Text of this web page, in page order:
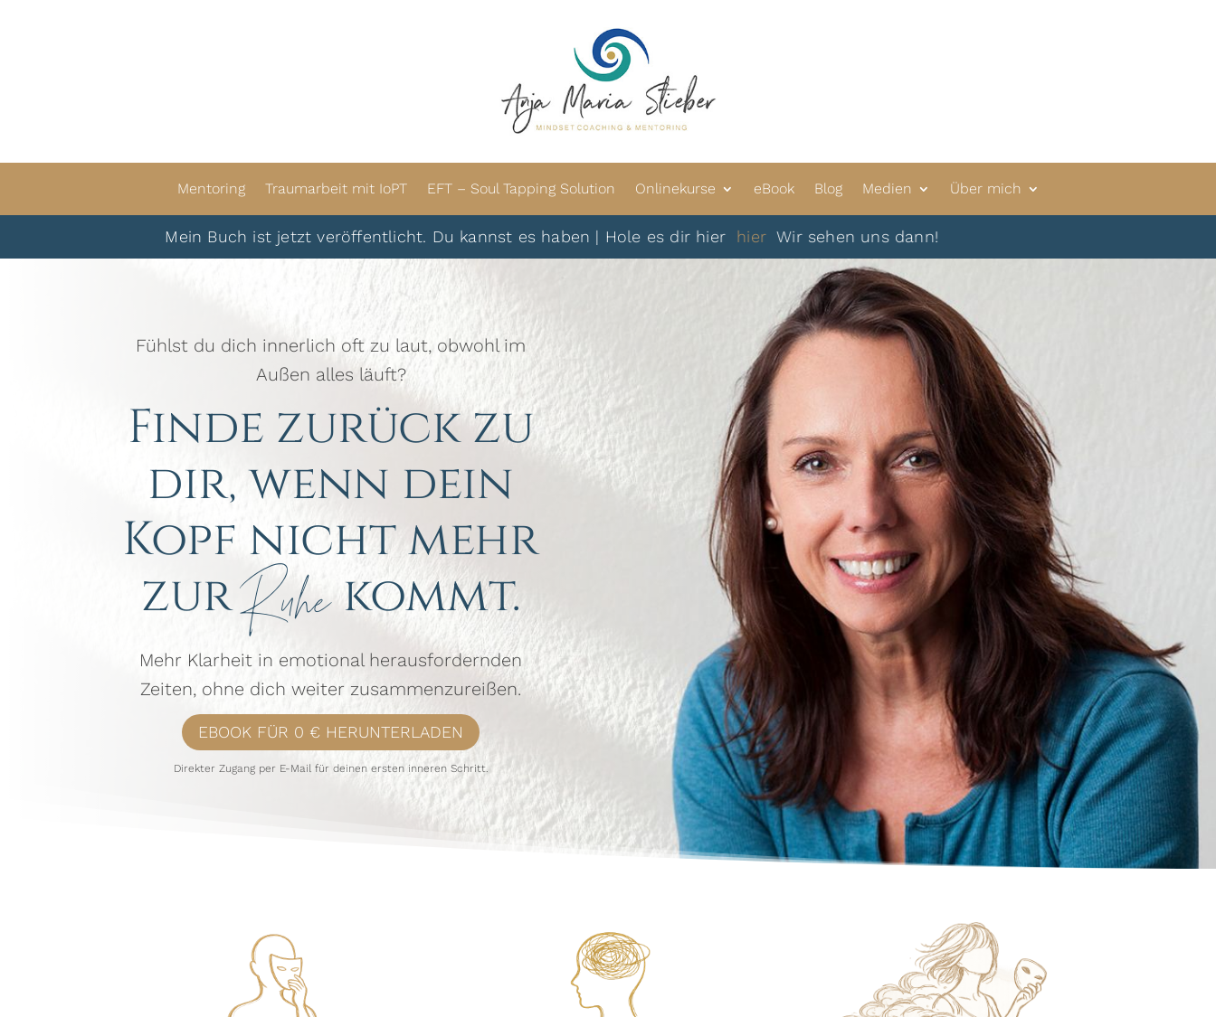
Mentoring Traumarbeit mit IoPT EFT – Soul Tapping Solution Onlinekurse eBook Blog Medien Über mich
Mein Buch ist jetzt veröffentlicht. Du kannst es haben | Hole es dir hier hier Wir sehen uns dann!
Fühlst du dich innerlich oft zu laut, obwohl im
Außen alles läuft?
Finde zurück zu
dir, wenn dein
Kopf nicht mehr
zurRuhekommt.
Mehr Klarheit in emotional herausfordernden
Zeiten, ohne dich weiter zusammenzureißen.
EBOOK FÜR 0 € HERUNTERLADEN
Direkter Zugang per E-Mail für deinen ersten inneren Schritt.